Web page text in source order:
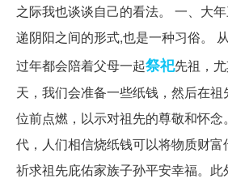
之际我也谈谈自己的看法。 一、大
递阴阳之间的形式,也是一种习俗。
过年都会陪着父母一起祭祀先祖，
天，我们会准备一些纸钱，然后在
位前点燃，以示对祖先的尊敬和怀
代，人们相信烧纸钱可以将物质财富
祈求祖先庇佑家族子孙平安幸福。